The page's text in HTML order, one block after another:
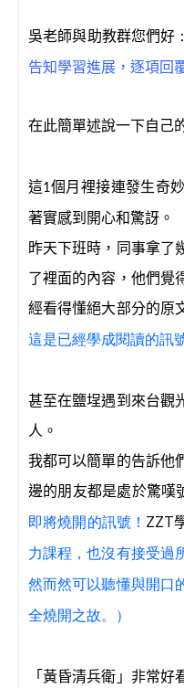
吳老師與助教群您們好 ：
告知學習進展，逐項回
在此簡單述說一下自己
這1個月裡接連發生奇
著實感到開心和驚訝。
昨天下班時，同事拿了
了裡面的內容，他們覺
經看得懂絕大部分的原
這是已經學成閱讀的訊
甚至在鹽埕遇到來台觀
人。
我都可以簡單的告訴他
邊的朋友都是處於驚嘆
即將燒開的訊號！ ZZT
力課程，也沒有接受過
然而然可以聽懂與開口
全燒開之故。）
「黃昏清兵衛」非常